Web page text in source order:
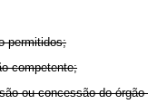
permitidos;
competente;
ou concessão do órgão